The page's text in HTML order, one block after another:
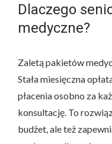
Dlaczego
medyczne?
Zaletą pakietów
Stała miesięczna
płacenia osobno za
konsultację. To
budżet, ale też